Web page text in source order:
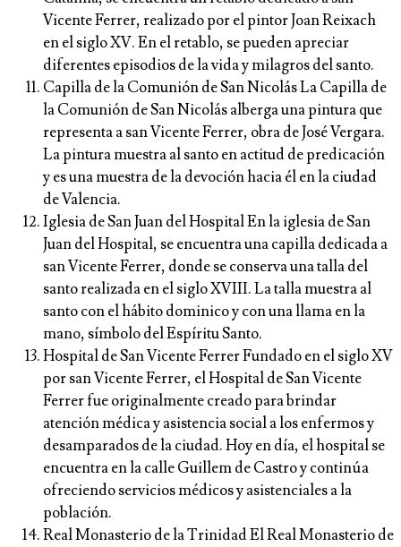
Vicente Ferrer, realizado por el pintor Joan Reixach
en el siglo XV. En el retablo, se pueden apreciar
diferentes episodios de la vida y milagros del santo.
Capilla de la Comunión de San Nicolás La Capilla de
la Comunión de San Nicolás alberga una pintura que
representa a san Vicente Ferrer, obra de José Vergara.
La pintura muestra al santo en actitud de predicación
y es una muestra de la devoción hacia él en la ciudad
de Valencia.
Iglesia de San Juan del Hospital En la iglesia de San
Juan del Hospital, se encuentra una capilla dedicada a
san Vicente Ferrer, donde se conserva una talla del
santo realizada en el siglo XVIII. La talla muestra al
santo con el hábito dominico y con una llama en la
mano, símbolo del Espíritu Santo.
Hospital de San Vicente Ferrer Fundado en el siglo XV
por san Vicente Ferrer, el Hospital de San Vicente
Ferrer fue originalmente creado para brindar
atención médica y asistencia social a los enfermos y
desamparados de la ciudad. Hoy en día, el hospital se
encuentra en la calle Guillem de Castro y continúa
ofreciendo servicios médicos y asistenciales a la
población.
Real Monasterio de la Trinidad El Real Monasterio de